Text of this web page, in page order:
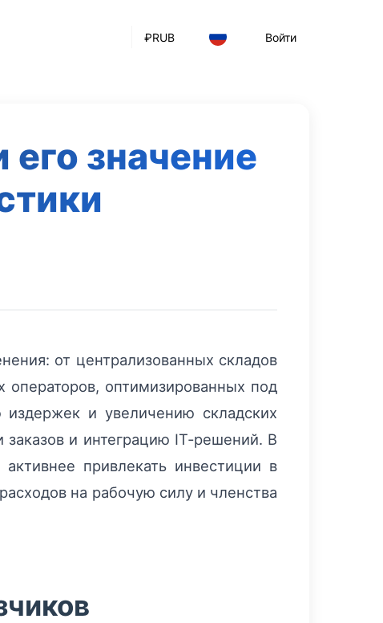
₽RUB Войти
значение
от централизованных складов
оптимизированных под
и увеличению складских
и интеграцию IT‑решений. В
привлекать инвестиции в
на рабочую силу и членства